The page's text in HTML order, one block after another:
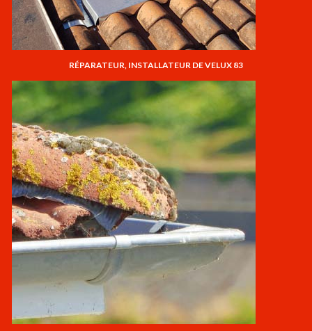
RÉPARATEUR, INSTALLATEUR DE VELUX 83